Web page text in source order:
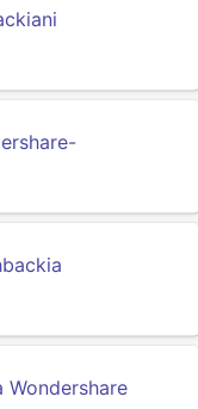
Wondershare